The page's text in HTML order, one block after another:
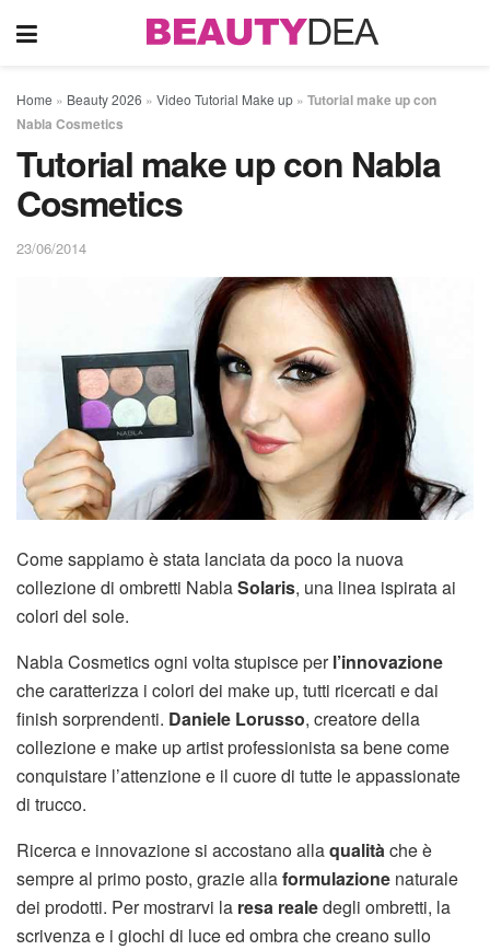
Home » Beauty 2026 » Video Tutorial Make up » Tutorial make up con
Nabla Cosmetics
Tutorial make up con Nabla
Cosmetics
23/06/2014
Come sappiamo è stata lanciata da poco la nuova
collezione di ombretti NablaSolaris, una linea ispirata ai
colori del sole.
Nabla Cosmeticsogni volta stupisce perl’innovazione
che caratterizza i colori dei make up, tutti ricercati e dai
finish sorprendenti. Daniele Lorusso, creatore della
collezione e make up artist professionista sa bene come
conquistare l’attenzione e il cuore di tutte le appassionate
di trucco.
Ricerca e innovazione si accostano allaqualitàche è
sempre al primo posto, grazie allaformulazione naturale
dei prodotti. Per mostrarvi la resa realedegli ombretti, la
scrivenza e i giochi di luce ed ombra che creano sullo